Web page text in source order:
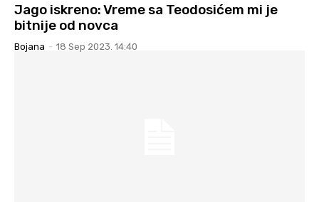
Jago iskreno: Vreme sa Teodosićem mi je
bitnije od novca
Bojana - 18 Sep 2023. 14:40